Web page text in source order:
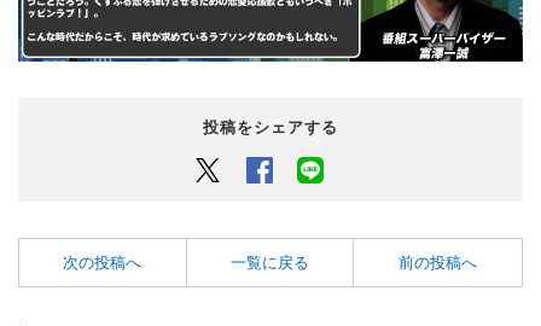
投稿をシェアする
Twitter Facebook
次の投稿へ 一覧に戻る 前の投稿へ